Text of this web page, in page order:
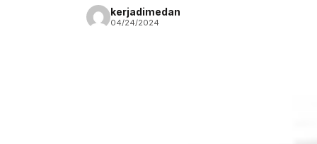
kerjadimedan
04/24/2024